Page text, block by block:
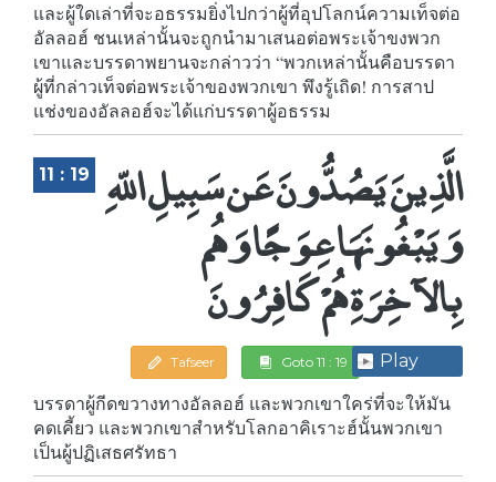
และผู้ใดเล่าที่จะอธรรมยิ่งไปกว่าผู้ที่อุปโลกน์ความเท็จต่อ
อัลลอฮ์ ชนเหล่านั้นจะถูกนำมาเสนอต่อพระเจ้าขงพวก
เขาและบรรดาพยานจะกล่าวว่า “พวกเหล่านั้นคือบรรดา
ผู้ที่กล่าวเท็จต่อพระเจ้าของพวกเขา พึงรู้เถิด! การสาป
แช่งของอัลลอฮ์จะได้แก่บรรดาผู้อธรรม
11 : 19 الَّذِينَ يَصُدُّونَ عَن سَبِيلِ اللّهِ
وَيَبْغُونَهَا عِوَجًا وَهُم
بِالآخِرَةِ هُمْ كَافِرُونَ
Tafseer Goto 11 : 19 Play
บรรดาผู้กีดขวางทางอัลลอฮ์ และพวกเขาใคร่ที่จะให้มัน
คดเคี้ยว และพวกเขาสำหรับโลกอาคิเราะฮ์นั้นพวกเขา
เป็นผู้ปฏิเสธศรัทธา